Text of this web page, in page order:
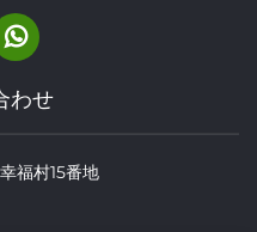
わせ
福村15番地